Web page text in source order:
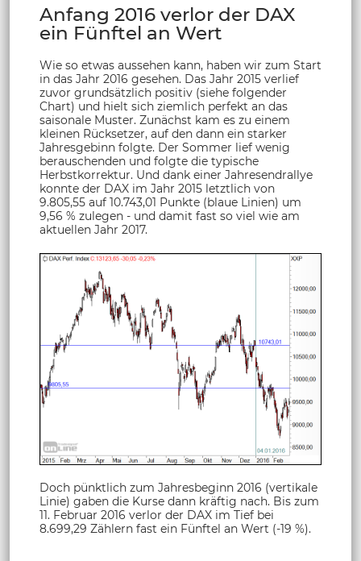
Anfang 2016 verlor der DAX
ein Fünftel an Wert
Wie so etwas aussehen kann, haben wir zum Start
in das Jahr 2016 gesehen. Das Jahr 2015 verlief
zuvor grundsätzlich positiv (siehe folgender
Chart) und hielt sich ziemlich perfekt an das
saisonale Muster. Zunächst kam es zu einem
kleinen Rücksetzer, auf den dann ein starker
Jahresgebinn folgte. Der Sommer lief wenig
berauschenden und folgte die typische
Herbstkorrektur. Und dank einer Jahresendrallye
konnte der DAX im Jahr 2015 letztlich von
9.805,55 auf 10.743,01 Punkte (blaue Linien) um
9,56 % zulegen - und damit fast so viel wie am
aktuellen Jahr 2017.
Doch pünktlich zum Jahresbeginn 2016 (vertikale
Linie) gaben die Kurse dann kräftig nach. Bis zum
11. Februar 2016 verlor der DAX im Tief bei
8.699,29 Zählern fast ein Fünftel an Wert (-19 %).